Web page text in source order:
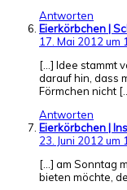
Antworten
Eierkörbchen |
17. Mai 2012 um
[…] Idee stammt
darauf hin, dass
Förmchen nicht
Antworten
Eierkörbchen |
23. Juni 2012 um
[…] am Sonntag
bieten möchte,